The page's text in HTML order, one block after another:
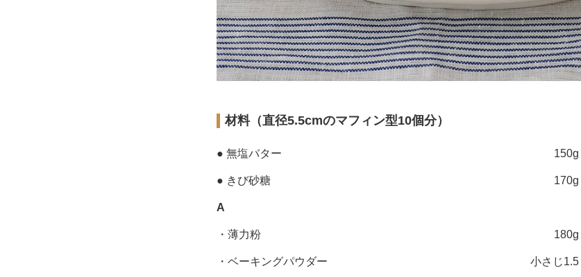
材料（直径5.5cmのマフィン型10個分）
● 無塩バター 150g
● きび砂糖 170g
A
・薄力粉 180g
・ベーキングパウダー 小さじ1.5